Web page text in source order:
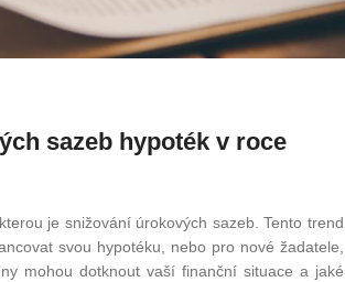
sazeb hypoték v roce
je snižování úrokových sazeb. Tento trend
svou hypotéku, nebo pro nové žadatele,
mohou dotknout vaší finanční situace a jaké